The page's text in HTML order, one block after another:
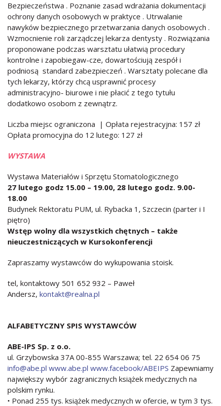
Bezpieczeństwa . Poznanie zasad wdrażania dokumentacji
ochrony danych osobowych w praktyce . Utrwalanie
nawyków bezpiecznego przetwarzania danych osobowych .
Wzmocnienie roli zarządczej lekarza dentysty . Rozwiązania
proponowane podczas warsztatu ułatwią procedury
kontrolne i zapobiegaw-cze, dowartościują zespół i
podniosą standard zabezpieczeń . Warsztaty polecane dla
tych lekarzy, którzy chcą usprawnić procesy
administracyjno- biurowe i nie płacić z tego tytułu
dodatkowo osobom z zewnątrz.
Liczba miejsc ograniczona | Opłata rejestracyjna: 157 zł
Opłata promocyjna do 12 lutego: 127 zł
WYSTAWA
Wystawa Materiałów i Sprzętu Stomatologicznego
27 lutego godz 15.00 – 19.00, 28 lutego godz. 9.00-
18.00
Budynek Rektoratu PUM, ul. Rybacka 1, Szczecin (parter i I
piętro)
Wstęp wolny dla wszystkich chętnych – także
nieuczestniczących w Kursokonferencji
Zapraszamy wystawców do wykupowania stoisk.
tel, kontaktowy 501 652 932 – Paweł
Andersz, kontakt@realna.pl
ALFABETYCZNY SPIS WYSTAWCÓW
ABE-IPS Sp. z o.o.
ul. Grzybowska 37A 00-855 Warszawa; tel. 22 654 06 75
info@abe.pl www.abe.pl www.facebook/ABEIPS Zapewniamy
największy wybór zagranicznych książek medycznych na
polskim rynku.
• Ponad 255 tys. książek medycznych w ofercie, w tym 3 tys.